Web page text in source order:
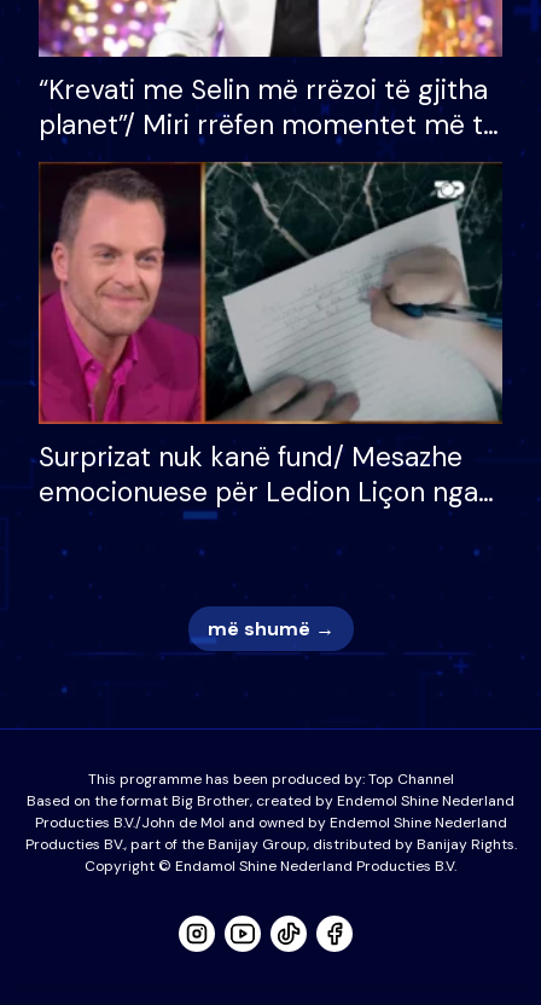
“Krevati me Selin më rrëzoi të gjitha
planet”/ Miri rrëfen momentet më të
bukura në shtëpinë e BB VIP: Do më
mungojë zilja e mëngjesit kur…
Surprizat nuk kanë fund/ Mesazhe
emocionuese për Ledion Liçon nga
nëna dhe fëmijët e tij, moderatori
nuk i mban dot lotët: Nuk meritoj…
më shumë →
This programme has been produced by:Top Channel
Based on the format Big Brother, created by Endemol Shine Nederland
Producties B.V./John de Mol and owned by Endemol Shine Nederland
Producties BV., part of the Banijay Group, distributed by Banijay Rights.
Copyright © Endamol Shine Nederland Producties B.V.